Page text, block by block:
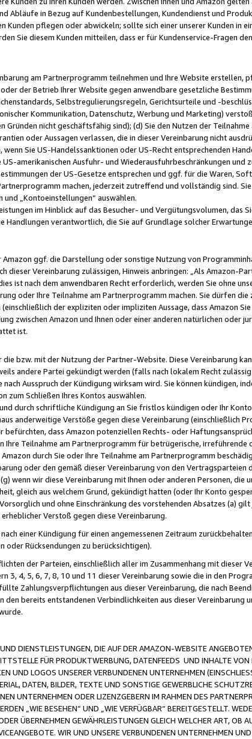
Abläufe in Bezug auf Kundenbestellungen, Kundendienst und
pflegen oder abwickeln; sollte sich einer unserer Kunden in
Sie diesem Kunden mitteilen, dass er für Kundenservice-Fragen
am Partnerprogramm teilnehmen und Ihre Website erstellen,
der Betrieb Ihrer Website gegen anwendbare gesetzliche
Selbstregulierungsregeln, Gerichtsurteile und -
Kommunikation, Datenschutz, Werbung und Marketing)
nicht geschäftsfähig sind); (d) Sie den Nutzen der
oder Aussagen verlassen, die in dieser Vereinbarung nicht
Sie US-Handelssanktionen oder US-Recht entsprechenden
amerikanischen Ausfuhr- und Wiederausfuhrbeschränkungen und
der US-Gesetze entsprechen und ggf. für die Waren,
machen, jederzeit zutreffend und vollständig sind.
„Kontoeinstellungen“ auswählen.
im Hinblick auf das Besucher- und Vergütungsvolumen, das
verantwortlich, die Sie auf Grundlage solcher
ggf. die Darstellung oder sonstige Nutzung von
dieser Vereinbarung zulässigen, Hinweis anbringen: „Als Amazon-
ist nach dem anwendbaren Recht erforderlich, werden Sie ohne
oder Ihre Teilnahme am Partnerprogramm machen. Sie dürfen die
der expliziten oder impliziten Aussage, dass Amazon
zwischen Amazon und Ihnen oder einer anderen natürlichen oder
ist.
bzw. mit der Nutzung der Partner-Website. Diese Vereinbarung
andere Partei gekündigt werden (falls nach lokalem Recht
Ausspruch der Kündigung wirksam wird. Sie können kündigen,
zum Schließen Ihres Kontos auswählen.
durch schriftliche Kündigung an Sie fristlos kündigen oder Ihr
anderweitige Verstöße gegen diese Vereinbarung (einschließlich
befürchten, dass Amazon potenziellen Rechts- oder
Ihre Teilnahme am Partnerprogramm für betrügerische,
durch Sie oder Ihre Teilnahme am Partnerprogramm
oder den gemäß dieser Vereinbarung von den
wir diese Vereinbarung mit Ihnen oder anderen Personen, die
gleich aus welchem Grund, gekündigt hatten (oder Ihr Konto
und ohne Einschränkung des vorstehenden Absatzes (a)
Verstoß gegen diese Vereinbarung.
einer Kündigung für einen angemessenen Zeitraum
Rücksendungen zu berücksichtigen).
der Parteien, einschließlich aller im Zusammenhang mit dieser
3, 4, 5, 6, 7, 8, 10 und 11 dieser Vereinbarung sowie die in den
Zahlungsverpflichtungen aus dieser Vereinbarung, die nach
bereits entstandenen Verbindlichkeiten aus dieser Vereinbarung
DIENSTLEISTUNGEN, DIE AUF DER AMAZON-WEBSITE
FÜR PRODUKTWERBUNG, DATENFEEDS UND INHALTE
UND LOGOS UNSERER VERBUNDENEN UNTERNEHMEN
DATEN, BILDER, TEXTE UND SONSTIGE GEWERBLICHE
UNTERNEHMEN ODER LIZENZGEBERN IM RAHMEN DES
„WIE BESEHEN“ UND „WIE VERFÜGBAR“ BEREITGESTELLT.
ÜBERNEHMEN GEWÄHRLEISTUNGEN GLEICH WELCHER ART, OB
WIR UND UNSERE VERBUNDENEN UNTERNEHMEN